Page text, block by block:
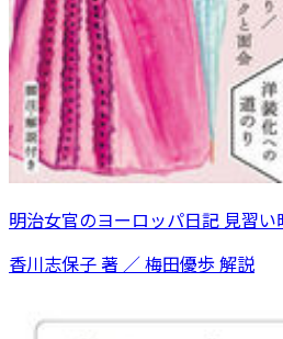
明治女官のヨーロッパ日記 見習
香川志保子 著 ／ 梅田優歩 解説